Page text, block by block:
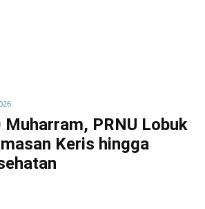
PRNU Lobuk
Keris hingga